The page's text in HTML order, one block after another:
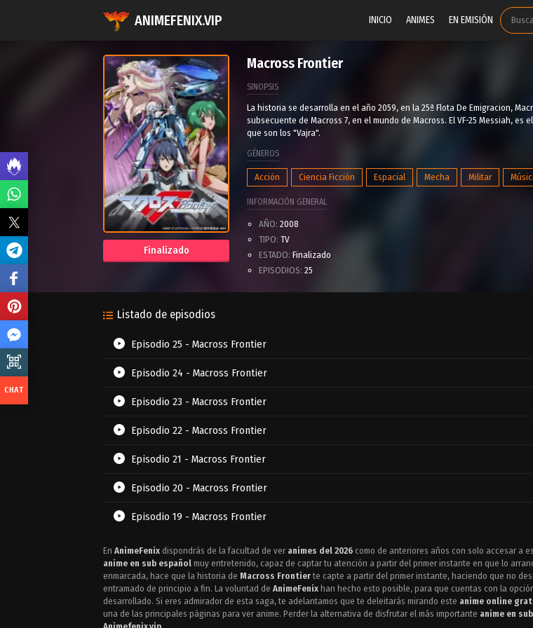
ANIMEFENIX.VIP INICIO ANIMES EN EMISIÓN
Finalizado
Macross Frontier
SINOPSIS
La historia se desarrolla en el año 2059, en la 25ª Flota De Emigracion,
subsecuente de Macross 7, en el mundo de Macross. El VF-25 Messiah,
que son los "Vajra".
GÉNEROS
Acción Ciencia Ficción Espacial Mecha Militar
INFORMACIÓN GENERAL
AÑO: 2008
TIPO: TV
ESTADO: Finalizado
EPISODIOS: 25
Listado de episodios
Episodio 25 - Macross Frontier
Episodio 24 - Macross Frontier
Episodio 23 - Macross Frontier
Episodio 22 - Macross Frontier
Episodio 21 - Macross Frontier
Episodio 20 - Macross Frontier
Episodio 19 - Macross Frontier
Episodio 18 - Macross Frontier
Episodio 17 - Macross Frontier
Episodio 16 - Macross Frontier
En AnimeFenix dispondrás de la facultad de ver animes del 2026 como de anteriores años con solo accesar a
anime en sub español muy entretenido, capaz de captar tu atención a partir del primer instante en que lo
enmarcada, hace que la historia de Macross Frontier te capte a partir del primer instante, haciendo que no
entramado de principio a fin. La voluntad de AnimeFenix han hecho esto posible, para que cuentas con la
desarrollado. Si eres admirador de esta saga, te adelantamos que te deleitarás mirando este anime online
una de las principales páginas para ver anime. Perder la alternativa de disfrutar el más importante anime en